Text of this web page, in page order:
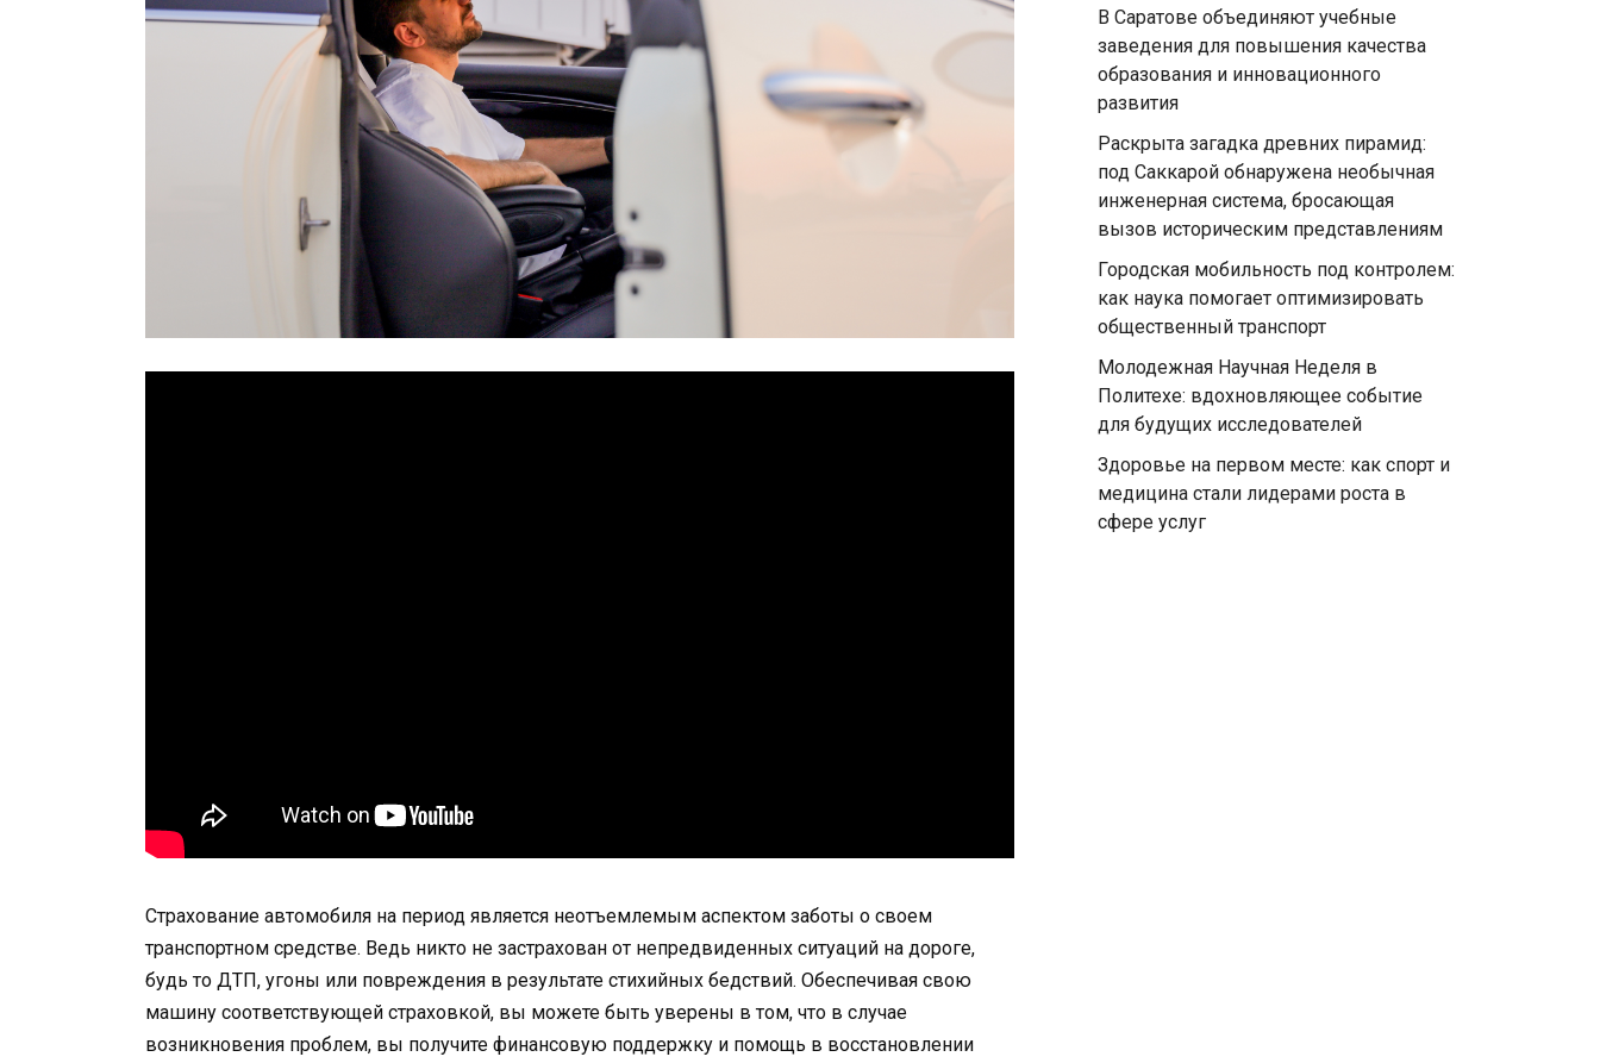
Страхование автомобиля на период является неотъемлемым аспектом заботы о своем
транспортном средстве. Ведь никто не застрахован от непредвиденных ситуаций на дороге,
будь то ДТП, угоны или повреждения в результате стихийных бедствий. Обеспечивая свою
машину соответствующей страховкой, вы можете быть уверены в том, что в случае
возникновения проблем, вы получите финансовую поддержку и помощь в восстановлении
В Саратове объединяют учебные
заведения для повышения качества
образования и инновационного
развития
Раскрыта загадка древних пирамид:
под Саккарой обнаружена необычная
инженерная система, бросающая
вызов историческим представлениям
Городская мобильность под контролем:
как наука помогает оптимизировать
общественный транспорт
Молодежная Научная Неделя в
Политехе: вдохновляющее событие
для будущих исследователей
Здоровье на первом месте: как спорт и
медицина стали лидерами роста в
сфере услуг